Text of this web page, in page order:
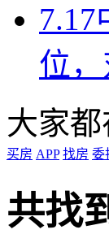
位
大家
买房 APP 找房 委
共找